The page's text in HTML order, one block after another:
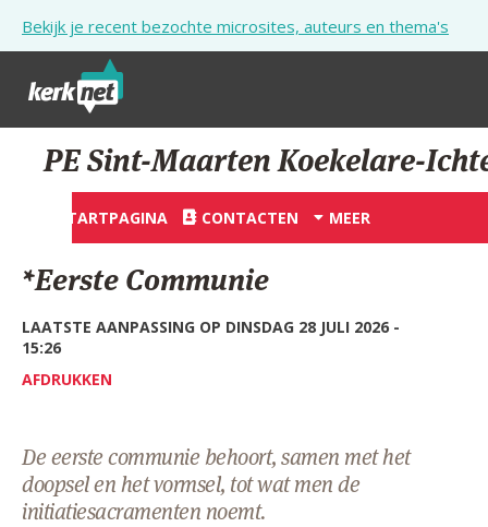
Bekijk je recent bezochte microsites, auteurs en thema's
STARTPAGINA
KERK
VIERINGEN
SHOP
ZOEKEN
HULP
MIJN PAROCHIE
AANMELDEN OF REGISTREREN
PE Sint-Maarten Koekelare-
STARTPAGINA CONTACTEN MEER
*Eerste Communie
LAATSTE AANPASSING OP DINSDAG 28 JULI 2026 -
15:26
AFDRUKKEN
De eerste communie behoort, samen met het
doopsel en het vormsel, tot wat men de
initiatiesacramenten noemt.